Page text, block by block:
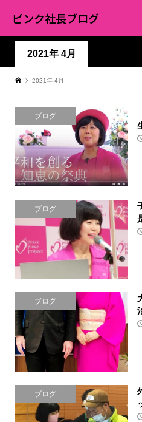
ピンク社長ブログ
2021年 4月
2021年 4月
ブログ
ブログ
ブログ
ブログ